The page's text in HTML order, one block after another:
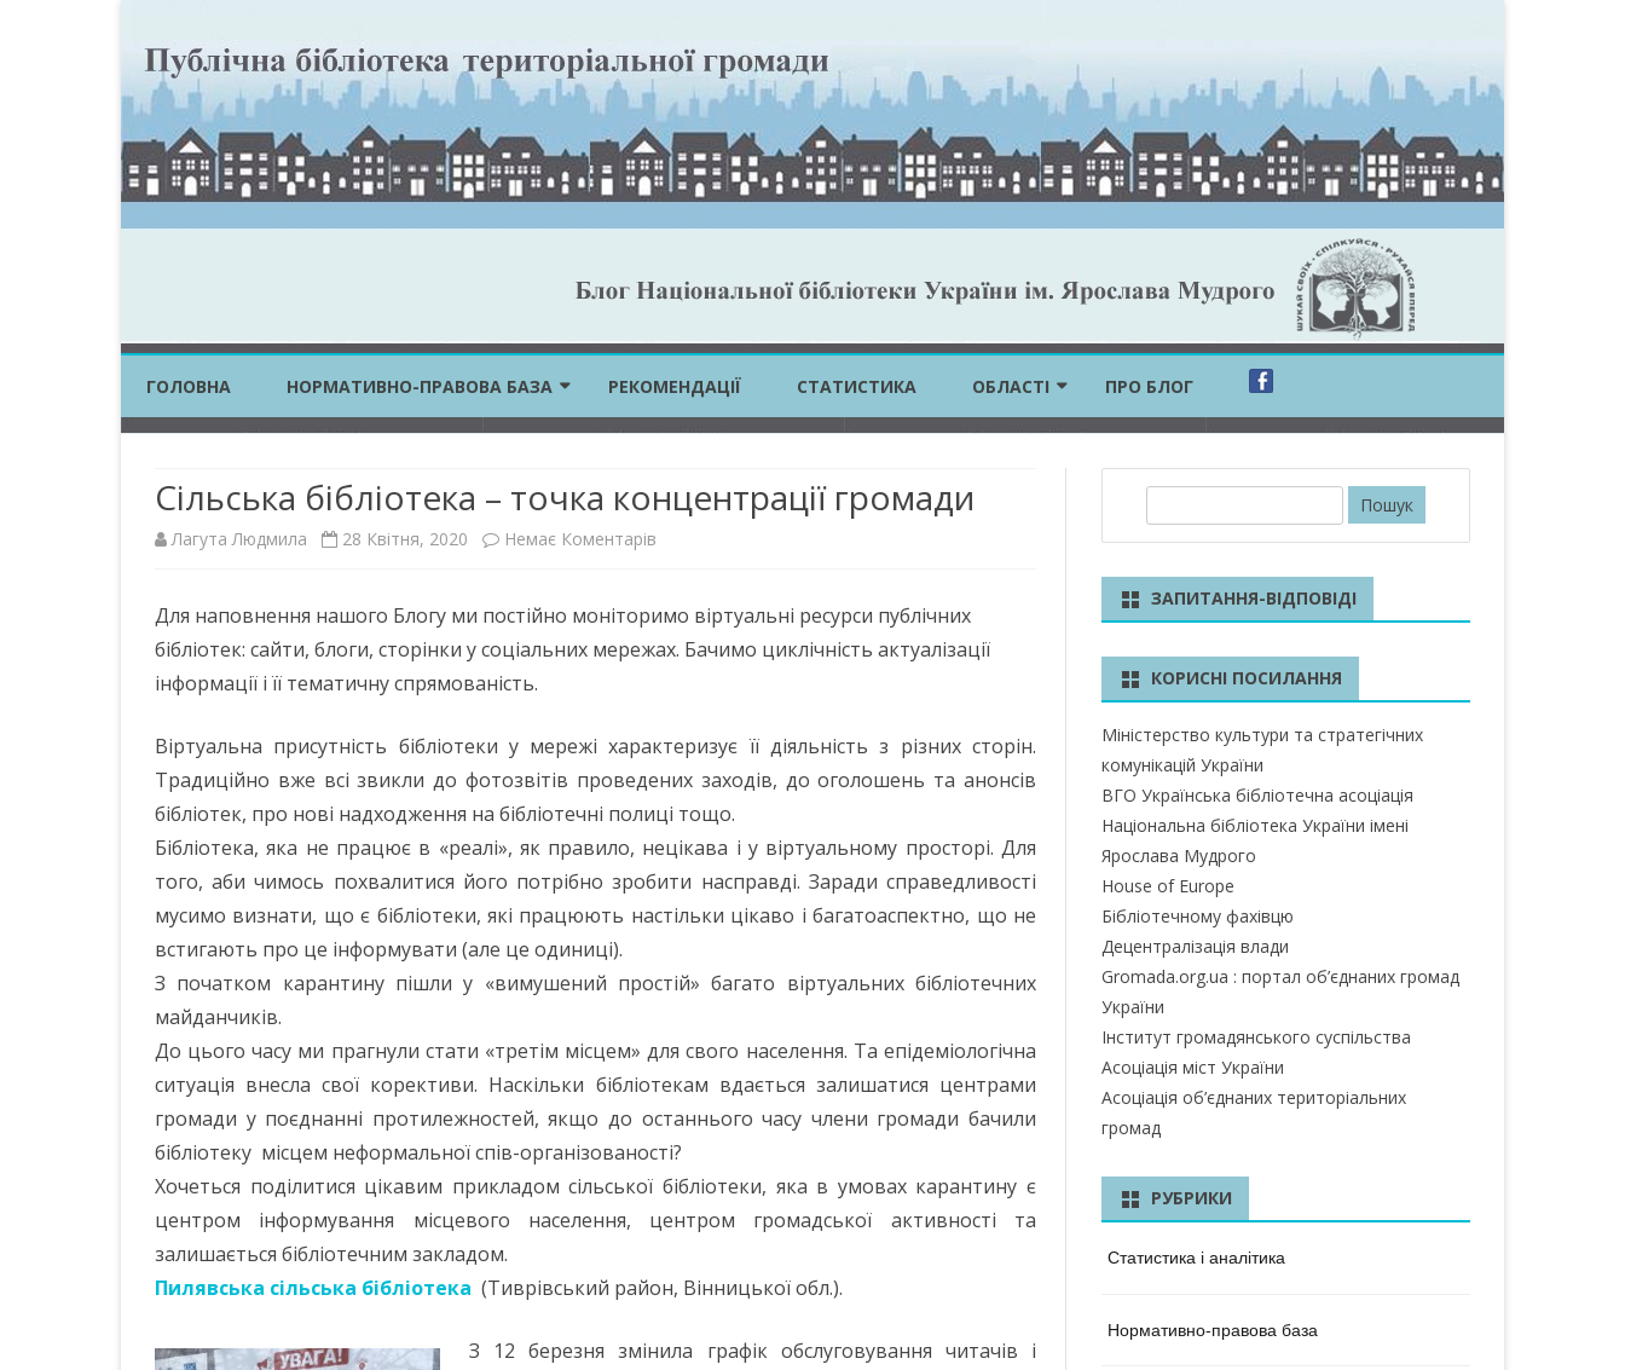
to
ГОЛОВНА НОРМАТИВНО-ПРАВОВА БАЗА
ПОСТАНОВИ КМУ
НАКАЗИ ЦОВВ
РЕКОМЕНДАЦІЇ СТАТИСТИКА ОБЛАСТІ
ДНІПРОПЕТРОВСЬКА ОБЛАСТЬ
ДОНЕЦЬКА ОБЛАСТЬ
ЖИТОМИРСЬКА ОБЛАСТЬ
ЗАКАРПАТСЬКА ОБЛАСТЬ
ЗАПОРІЗЬКА ОБЛАСТЬ
ІВАНО-ФРАНКІВСЬКА ОБЛАСТЬ
М. КИЇВ
КИЇВСЬКА ОБЛАСТЬ
КІРОВОГРАДСЬКА ОБЛАСТЬ
ЛУГАНСЬКА ОБЛАСТЬ
ЛЬВІВСЬКА ОБЛАСТЬ
МИКОЛАЇВСЬКА ОБЛАСТЬ
ОДЕСЬКА ОБЛАСТЬ
ПОЛТАВСЬКА ОБЛАСТЬ
ТЕРНОПІЛЬСЬКА ОБЛАСТЬ
ПРО БЛОГ
Сільська бібліотека – точка концентрації громади
Лагута Людмила 28 Квітня, 2020 Немає Коментарів
бібліотека
–
концентрації
громади
Для наповнення нашого Блогу ми постійно моніторимо віртуальні ресурси публічних
бібліотек: сайти, блоги, сторінки у соціальних мережах. Бачимо циклічність актуалізації
інформації і її тематичну спрямованість.
Віртуальна присутність бібліотеки у мережі характеризує її діяльність з різних сторін.
Традиційно вже всі звикли до фотозвітів проведених заходів, до оголошень та анонсів
бібліотек, про нові надходження на бібліотечні полиці тощо.
Бібліотека, яка не працює в «реалі», як правило, нецікава і у віртуальному просторі. Для
того, аби чимось похвалитися його потрібно зробити насправді. Заради справедливості
мусимо визнати, що є бібліотеки, які працюють настільки цікаво і багатоаспектно, що не
встигають про це інформувати (але це одиниці).
З початком карантину пішли у «вимушений простій» багато віртуальних бібліотечних
майданчиків.
До цього часу ми прагнули стати «третім місцем» для свого населення. Та епідеміологічна
ситуація внесла свої корективи. Наскільки бібліотекам вдається залишатися центрами
громади у поєднанні протилежностей, якщо до останнього часу члени громади бачили
бібліотеку місцем неформальної спів-організованості?
Хочеться поділитися цікавим прикладом сільської бібліотеки, яка в умовах карантину є
центром інформування місцевого населення, центром громадської активності та
залишається бібліотечним закладом.
Пилявська сільська бібліотека (Тиврівський район, Вінницької обл.).
З 12 березня змінила графік обслуговування читачів і
к
ЗАПИТАННЯ-ВІДПОВІДІ
КОРИСНІ ПОСИЛАННЯ
Міністерство культури та стратегічних
комунікацій України
ВГО Українська бібліотечна асоціація
Національна бібліотека України імені
Ярослава Мудрого
House of Europe
Бібліотечному фахівцю
Децентралізація влади
Gromada.org.ua : портал об’єднаних громад
України
Інститут громадянського суспільства
Асоціація міст України
Асоціація об’єднаних територіальних
громад
РУБРИКИ
Статистика і аналітика
Нормативно-правова база